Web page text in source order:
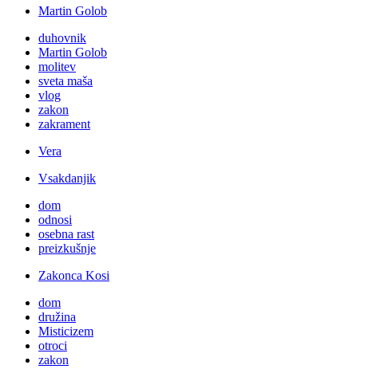
Martin Golob
duhovnik
Martin Golob
molitev
sveta maša
vlog
zakon
zakrament
Vera
Vsakdanjik
dom
odnosi
osebna rast
preizkušnje
Zakonca Kosi
dom
družina
Misticizem
otroci
zakon